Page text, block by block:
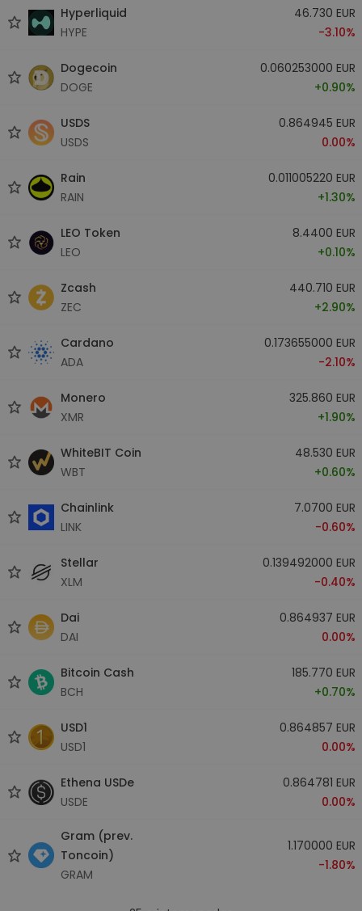
Hyperliquid
HYPE
46.730 EUR
-3.10%
Dogecoin
DOGE
0.060253000 EUR
+0.90%
USDS
USDS
0.864945 EUR
0.00%
Rain
RAIN
0.011005220 EUR
+1.30%
LEO Token
LEO
8.4400 EUR
+0.10%
Zcash
ZEC
440.710 EUR
+2.90%
Cardano
ADA
0.173655000 EUR
-2.10%
Monero
XMR
325.860 EUR
+1.90%
WhiteBIT Coin
WBT
48.530 EUR
+0.60%
Chainlink
LINK
7.0700 EUR
-0.60%
Stellar
XLM
0.139492000 EUR
-0.40%
Dai
DAI
0.864937 EUR
0.00%
Bitcoin Cash
BCH
185.770 EUR
+0.70%
USD1
USD1
0.864857 EUR
0.00%
Ethena USDe
USDE
0.864781 EUR
0.00%
Gram (prev.
Toncoin)
GRAM
1.170000 EUR
-1.80%